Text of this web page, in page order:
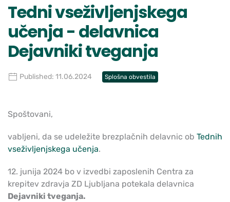
Tedni vseživljenjskega
učenja - delavnica
Dejavniki tveganja
Published: 11.06.2024 Splošna obvestila
Spoštovani,
vabljeni, da se udeležite brezplačnih delavnic ob Tednih
vseživljenjskega učenja.
12. junija 2024 bo v izvedbi zaposlenih Centra za
krepitev zdravja ZD Ljubljana potekala delavnica
Dejavniki tveganja.